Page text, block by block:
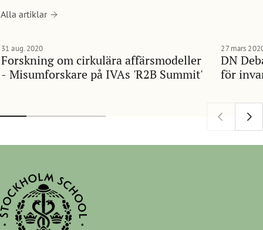
Alla artiklar
Forskning om cirkulära affärsmodeller
- Misumforskare på IVAs 'R2B Summit'
31 aug. 2020
DN
för
27 mars